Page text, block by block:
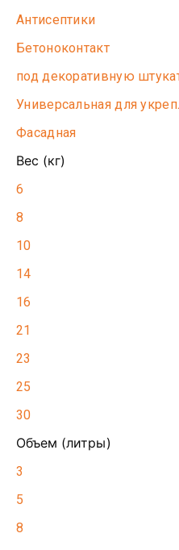
Антисептики
Бетоноконтакт
под декоративную
Универсальная для
Фасадная
Вес (кг)
6
8
10
14
16
21
23
25
30
Объем (литры)
3
5
8